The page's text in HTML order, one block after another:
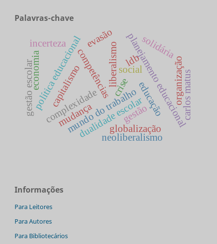
Palavras-chave
competências educação
mundo do trabalho
política educacional planejamento educacional
carlos matus
gestão
complexidade
incerteza
crise
mudança
organização
liberalismo
globalização
neoliberalismo
economia capitalismo social
solidária
dualidade escolar
ldb
gestão escolar
evasão
Informações
Para Leitores
Para Autores
Para Bibliotecários